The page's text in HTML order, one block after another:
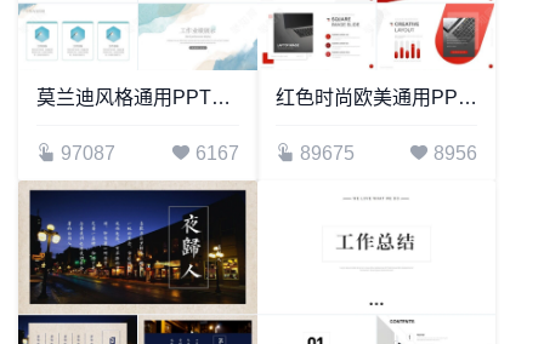
莫兰迪风格通用PPT模板(19)
97087 6167
红色时尚欧美通用PPT模板
89675 8956